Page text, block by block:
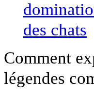
Comment
légendes